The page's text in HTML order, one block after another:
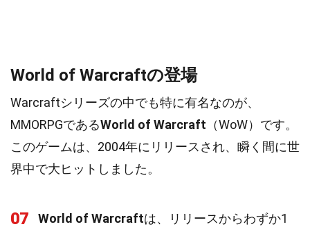
World of Warcraftの登場
Warcraftシリーズの中でも特に有名なのが、
MMORPGであるWorld of Warcraft （WoW）です。
このゲームは、2004年にリリースされ、瞬く間に世
界中で大ヒットしました。
07 World of Warcraftは、リリースからわずか1